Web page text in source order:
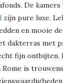
De kamers
zijn pure luxe.
en mooie
dakterras met
fijn ontbijten.
is